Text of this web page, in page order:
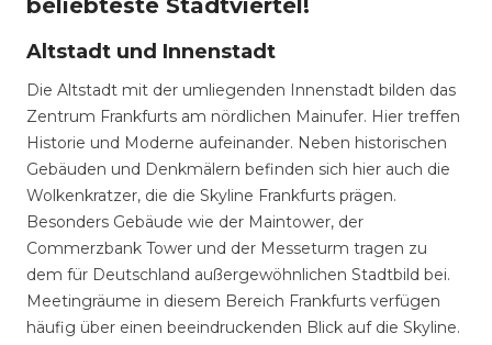
beliebteste Stadtviertel!
Altstadt und Innenstadt
Die Altstadt mit der umliegenden Innenstadt bilden das
Zentrum Frankfurts am nördlichen Mainufer. Hier treffen
Historie und Moderne aufeinander. Neben historischen
Gebäuden und Denkmälern befinden sich hier auch die
Wolkenkratzer, die die Skyline Frankfurts prägen.
Besonders Gebäude wie der Maintower, der
Commerzbank Tower und der Messeturm tragen zu
dem für Deutschland außergewöhnlichen Stadtbild bei.
Meetingräume in diesem Bereich Frankfurts verfügen
häufig über einen beeindruckenden Blick auf die Skyline.